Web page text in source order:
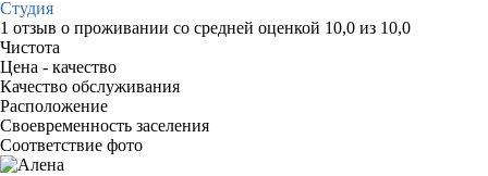
Студия
1 отзыв о проживании со средней оценкой 10,0 из 10,0
Чистота
Цена - качество
Качество обслуживания
Расположение
Своевременность заселения
Соответствие фото